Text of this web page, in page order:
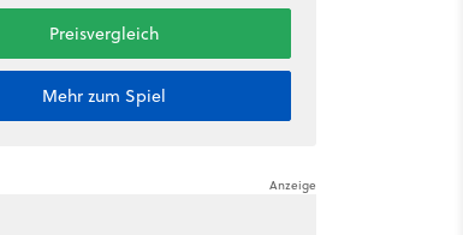
Preisvergleich
Mehr zum Spiel